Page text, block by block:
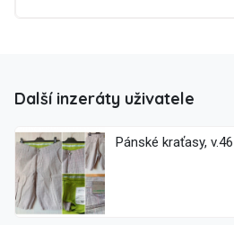
Další inzeráty uživatele
Pánské kraťasy, v.46